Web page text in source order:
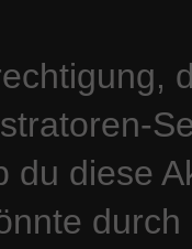
du diese